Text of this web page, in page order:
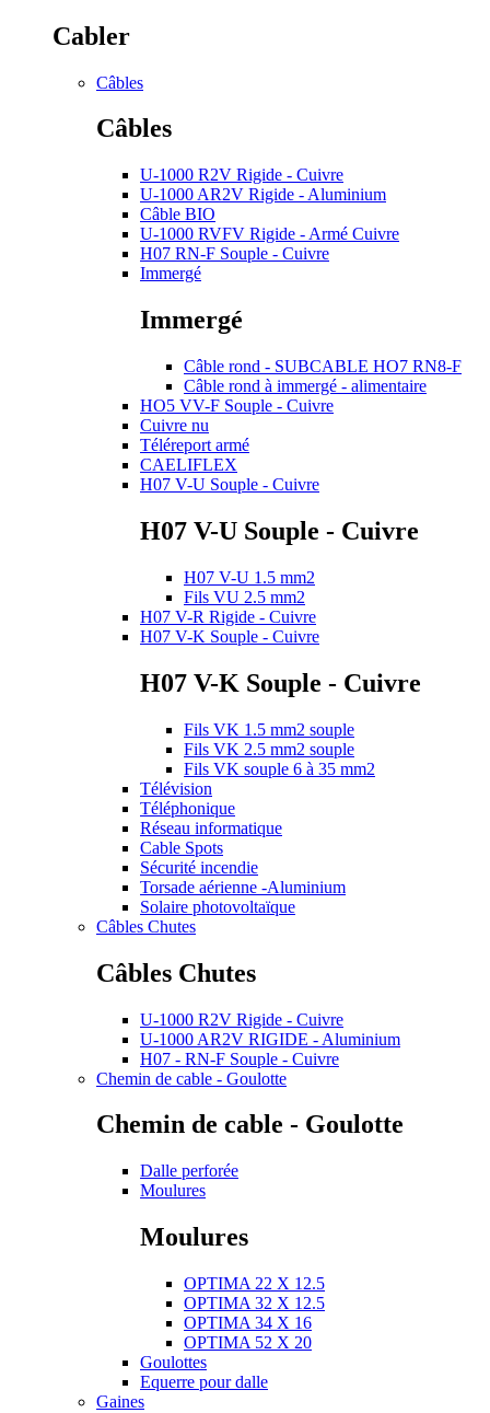
Cabler
Câbles
Câbles
U-1000 R2V Rigide - Cuivre
U-1000 AR2V Rigide - Aluminium
Câble BIO
U-1000 RVFV Rigide - Armé Cuivre
H07 RN-F Souple - Cuivre
Immergé
Immergé
Câble rond - SUBCABLE HO7 RN8-F
Câble rond à immergé - alimentaire
HO5 VV-F Souple - Cuivre
Cuivre nu
Téléreport armé
CAELIFLEX
H07 V-U Souple - Cuivre
H07 V-U Souple - Cuivre
H07 V-U 1.5 mm2
Fils VU 2.5 mm2
H07 V-R Rigide - Cuivre
H07 V-K Souple - Cuivre
H07 V-K Souple - Cuivre
Fils VK 1.5 mm2 souple
Fils VK 2.5 mm2 souple
Fils VK souple 6 à 35 mm2
Télévision
Téléphonique
Réseau informatique
Cable Spots
Sécurité incendie
Torsade aérienne -Aluminium
Solaire photovoltaïque
Câbles Chutes
Câbles Chutes
U-1000 R2V Rigide - Cuivre
U-1000 AR2V RIGIDE - Aluminium
H07 - RN-F Souple - Cuivre
Chemin de cable - Goulotte
Chemin de cable - Goulotte
Dalle perforée
Moulures
Moulures
OPTIMA 22 X 12.5
OPTIMA 32 X 12.5
OPTIMA 34 X 16
OPTIMA 52 X 20
Goulottes
Equerre pour dalle
Gaines